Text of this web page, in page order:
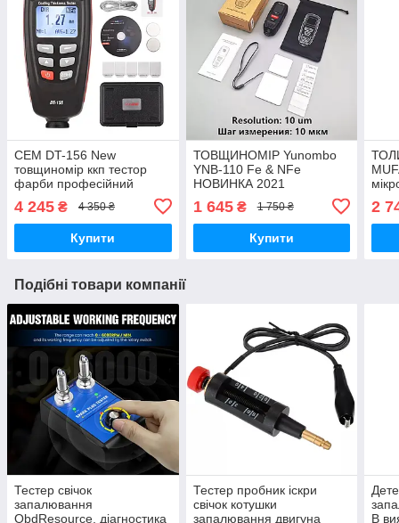
CEM DT-156 New
товщиномір ккп тестор
фарби професійний
рубіновий датчик)
4 245 ₴ 4 350 ₴
Купити
ТОВЩИНОМІР Yunombo
YNB-110 Fe & NFe
НОВИНКА 2021
1 645₴ 1 750 ₴
Купити
2
Подібні товари компанії
Тестер свічок
запалювання
ObdResource, діагностика
Тестер пробник іскри
свічок котушки
запалювання двигуна
В